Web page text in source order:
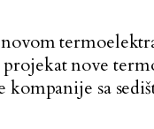
projekat nove
sa